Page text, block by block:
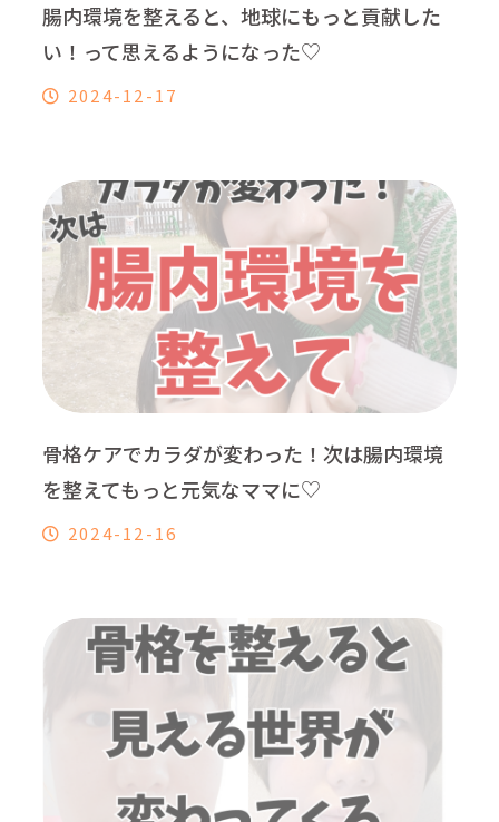
腸内環境を整えると、地球にもっと貢献した
い！って思えるようになった♡
2024-12-17
骨格ケアでカラダが変わった！次は腸内環境
を整えてもっと元気なママに♡
2024-12-16